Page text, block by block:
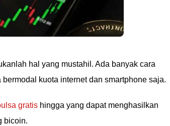
hal yang mustahil. Ada banyak cara
kuota internet dan smartphone saja.
gratis hingga yang dapat menghasilkan
bicoin.